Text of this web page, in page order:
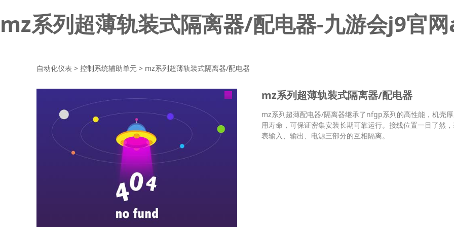
mz系列超薄轨装式隔离器/配电器-九游会j9官
自动化仪表 > 控制系统辅助单元 > mz系列超薄轨装式隔离器/配电器
mz系列超薄轨装式隔离器/配电器
mz系列超薄配电器/隔离器继承了nfgp系列的高性能，机壳
用寿命，可保证密集安装长期可靠运行。接线位置一目了然
表输入、输出、电源三部分的互相隔离。